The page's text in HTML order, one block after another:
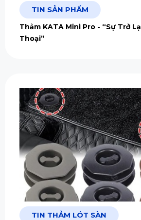
TIN SẢN PHẨM
Thảm KATA Mini Pro - “Sự Trở
Thoại”
TIN THẢM LÓT SÀN